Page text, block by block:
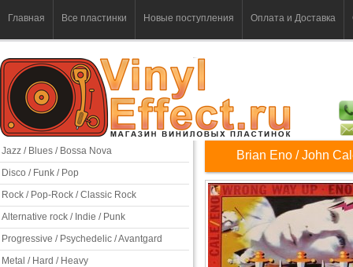
Главная Все пластинки Новые поступления Оплата и Доставка
Jazz / Blues / Bossa Nova
Disco / Funk / Pop
Rock / Pop-Rock / Classic Rock
Alternative rock / Indie / Punk
Progressive / Psychedelic / Avantgard
Metal / Hard / Heavy
Brian Eno / John